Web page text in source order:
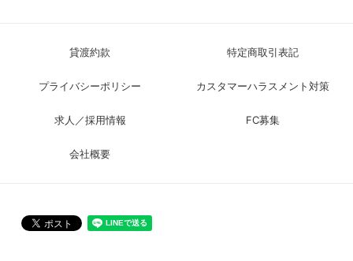
貸渡約款 特定商取引表記
プライバシーポリシー カスタマーハラスメント対策
求人／採用情報 FC募集
会社概要